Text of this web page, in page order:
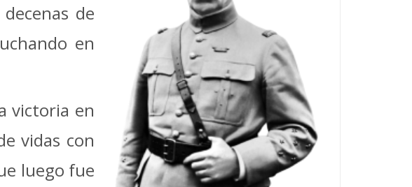
de
en
victoria en
vidas con
luego fue